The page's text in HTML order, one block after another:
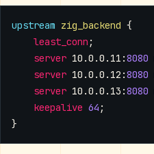
upstream zig_backend {
least_conn ;
server 10.0.0.11 :8080
server 10.0.0.12 :8080
server 10.0.0.13 :8080
keepalive 64 ;
}